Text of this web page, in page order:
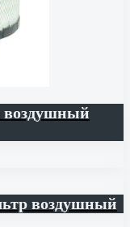
воздушный
воздушный